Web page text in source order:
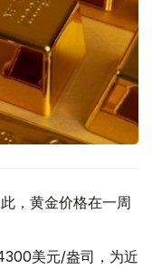
，黄金价格在一周
美元/盎司，为近